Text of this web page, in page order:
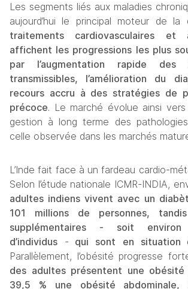
Les segments liés aux maladies
traitements cardiovasculaires et
affichent les progressions les plus
par l’augmentation rapide des
transmissibles, l’amélioration du
recours accru à des stratégies de
précoce. Le marché évolue ainsi
gestion à long terme des
celle observée dans les marchés
L’Inde fait face à un fardeau cardio-
Selon l’étude nationale ICMR-INDIA,
adultes indiens vivent avec un
101 millions de personnes,
supplémentaires - soit
d’individus - qui sont en situation
Parallèlement, l’obésité progresse
des adultes présentent une
39,5 % une obésité abdominale,